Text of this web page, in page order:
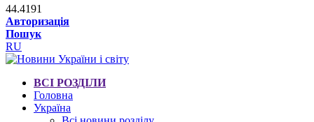
44.4191
Авторизація
Пошук
RU
ВСІ РОЗДІЛИ
Головна
Україна